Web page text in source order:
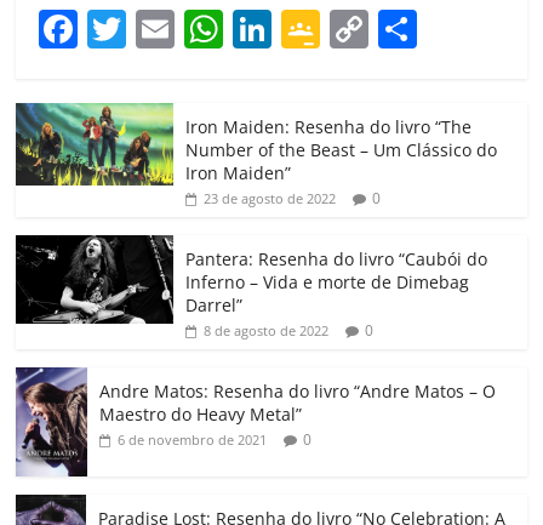
F
a
c
e
b
o
o
k
T
w
itt
er
E
m
W
h
s
A
p
p
Li
n
e
dI
n
G
o
gl
e
Cl
a
ss
ro
o
m
C
o
y
Li
n
k
p
h
ar
Iron Maiden: Resenha do livro “The
Number of the Beast – Um Clássico do
Iron Maiden”
23 de agosto de 2022 0
Pantera: Resenha do livro “Caubói do
Inferno – Vida e morte de Dimebag
Darrel”
8 de agosto de 2022 0
Andre Matos: Resenha do livro “Andre Matos – O
Maestro do Heavy Metal”
6 de novembro de 2021 0
Paradise Lost: Resenha do livro “No Celebration: A